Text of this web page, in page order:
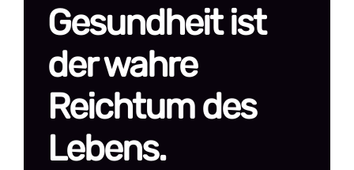
Gesundheit ist
der wahre
Reichtum des
Lebens.